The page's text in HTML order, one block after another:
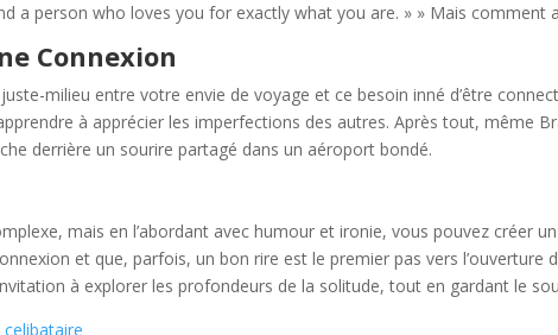
a person who loves you for exactly what you are. » » Mais comment
Connexion
milieu entre votre envie de voyage et ce besoin inné d’être
à apprécier les imperfections des autres. Après tout, même
derrière un sourire partagé dans un aéroport bondé.
mais en l’abordant avec humour et ironie, vous pouvez créer
et que, parfois, un bon rire est le premier pas vers
à explorer les profondeurs de la solitude, tout en gardant le